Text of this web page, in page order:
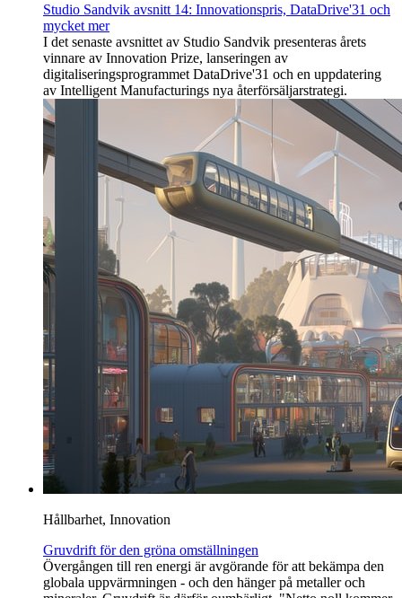
Studio Sandvik avsnitt 14: Innovationspris, DataDrive'31 och
mycket mer
I det senaste avsnittet av Studio Sandvik presenteras årets
vinnare av Innovation Prize, lanseringen av
digitaliseringsprogrammet DataDrive'31 och en uppdatering
av Intelligent Manufacturings nya återförsäljarstrategi.
Hållbarhet, Innovation
Gruvdrift för den gröna omställningen
Övergången till ren energi är avgörande för att bekämpa den
globala uppvärmningen - och den hänger på metaller och